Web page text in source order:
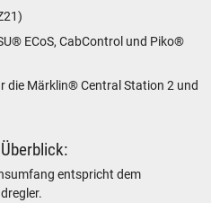
ECoS, CabControl und Piko®
die Märklin® Central Station 2 und
entspricht dem